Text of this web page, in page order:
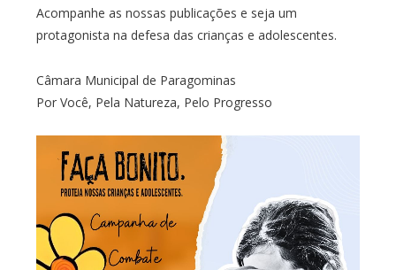
Acompanhe as nossas publicações e seja um
protagonista na defesa das crianças e adolescentes.
Câmara Municipal de Paragominas
Por Você, Pela Natureza, Pelo Progresso